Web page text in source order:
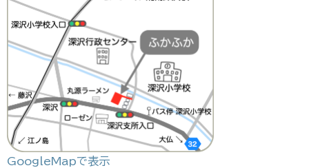
GoogleMapで表示